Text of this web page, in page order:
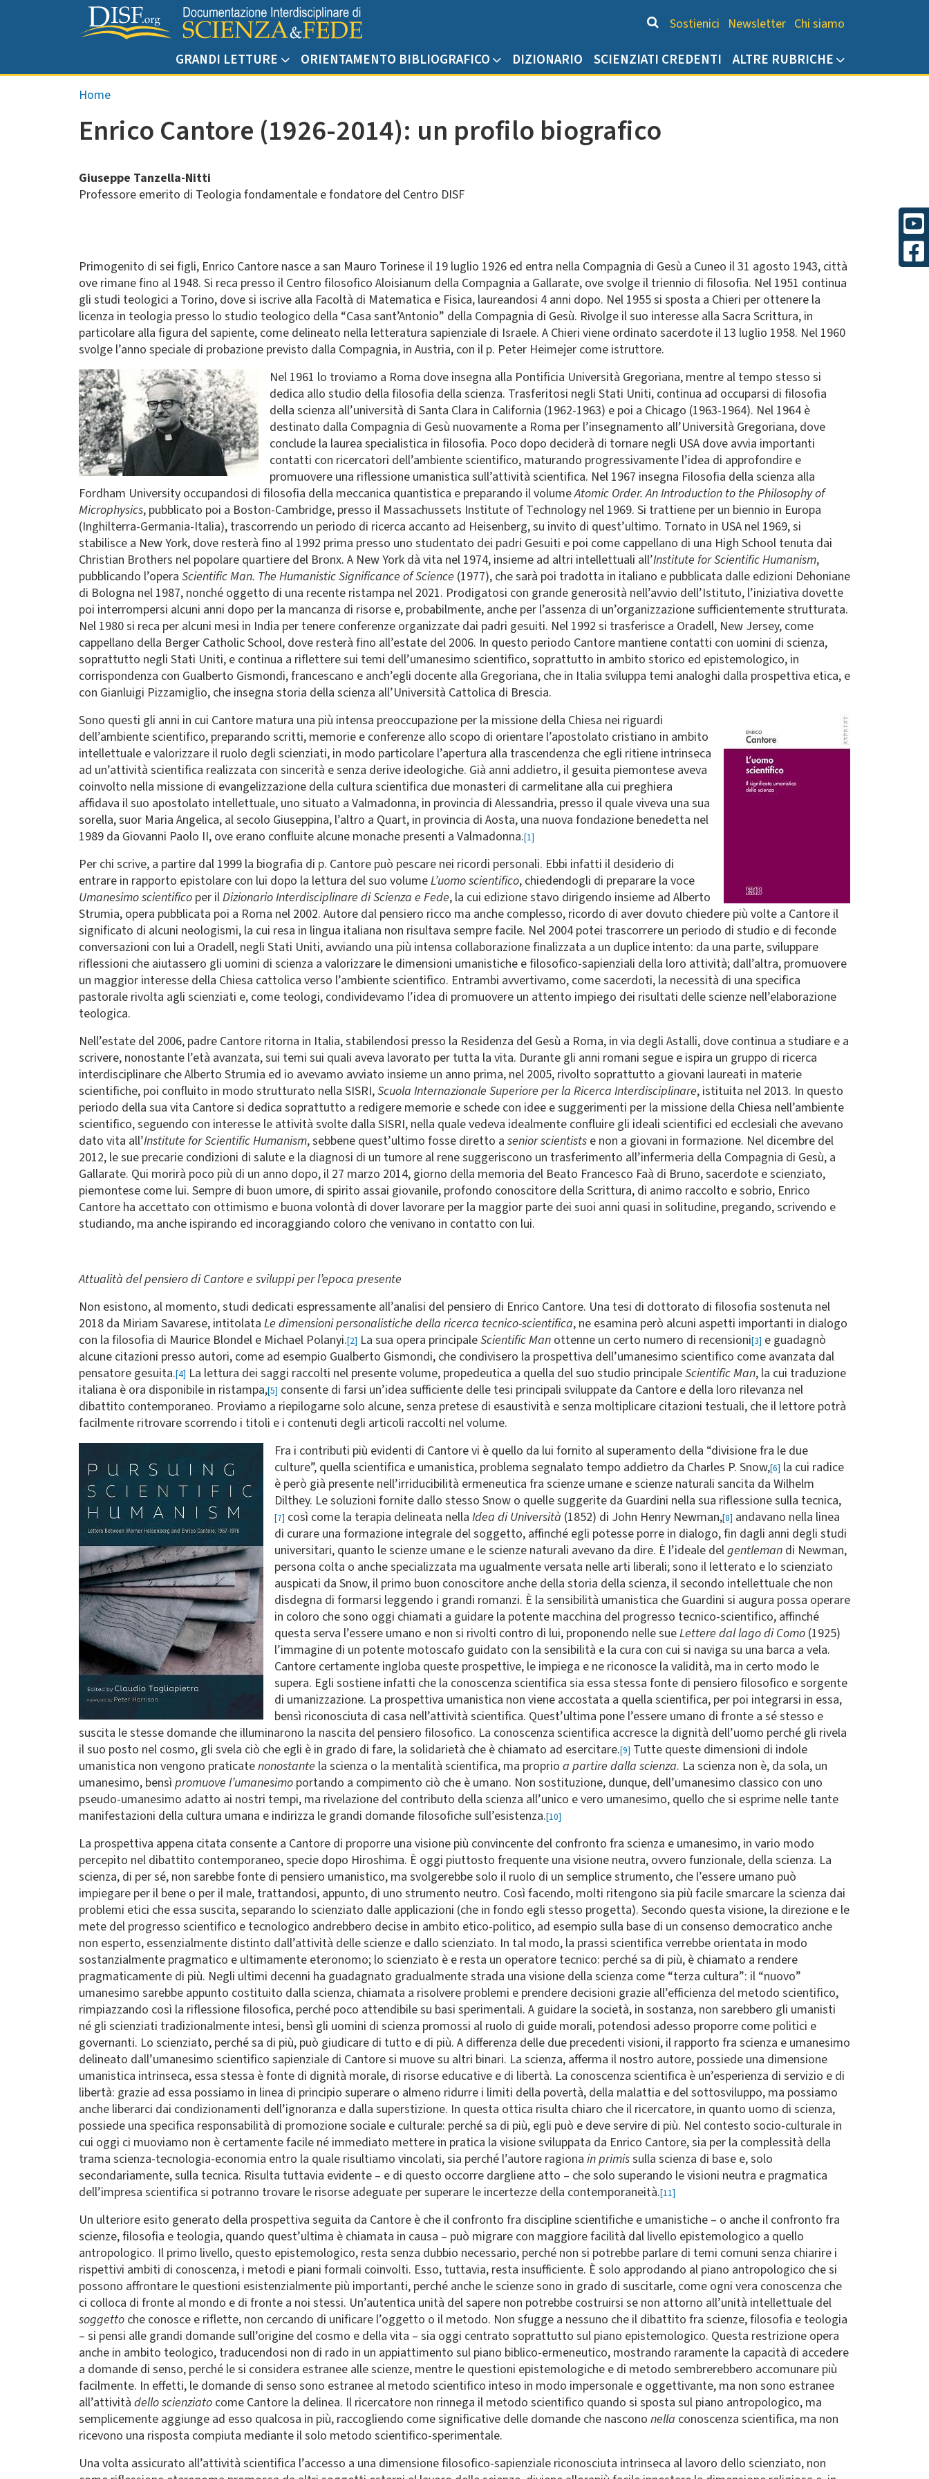
Salta al contenuto principale
Chi siamo
Sostienici Newsletter Chi siamo
GRANDI LETTURE ORIENTAMENTO BIBLIOGRAFICO DIZIONARIO SCIENZIATI CREDENTI ALTRE RUBRICHE
Briciole di pane
Home
Enrico Cantore (1926-2014): un profilo biografico
Giuseppe Tanzella-Nitti
Professore emerito di Teologia fondamentale e fondatore del Centro DISF
Primogenito di sei figli, Enrico Cantore nasce a san Mauro Torinese il 19 luglio 1926 ed entra nella Compagnia di Gesù a Cuneo il 31 agosto 1943, città
ove rimane fino al 1948. Si reca presso il Centro filosofico Aloisianum della Compagnia a Gallarate, ove svolge il triennio di filosofia. Nel 1951 continua
gli studi teologici a Torino, dove si iscrive alla Facoltà di Matematica e Fisica, laureandosi 4 anni dopo. Nel 1955 si sposta a Chieri per ottenere la
licenza in teologia presso lo studio teologico della “Casa sant’Antonio” della Compagnia di Gesù. Rivolge il suo interesse alla Sacra Scrittura, in
particolare alla figura del sapiente, come delineato nella letteratura sapienziale di Israele. A Chieri viene ordinato sacerdote il 13 luglio 1958. Nel 1960
svolge l’anno speciale di probazione previsto dalla Compagnia, in Austria, con il p. Peter Heimejer come istruttore.
Immagine
Nel 1961 lo troviamo a Roma dove insegna alla Pontificia Università Gregoriana, mentre al tempo stesso si
dedica allo studio della filosofia della scienza. Trasferitosi negli Stati Uniti, continua ad occuparsi di filosofia
della scienza all’università di Santa Clara in California (1962-1963) e poi a Chicago (1963-1964). Nel 1964 è
destinato dalla Compagnia di Gesù nuovamente a Roma per l’insegnamento all’Università Gregoriana, dove
conclude la laurea specialistica in filosofia. Poco dopo deciderà di tornare negli USA dove avvia importanti
contatti con ricercatori dell’ambiente scientifico, maturando progressivamente l’idea di approfondire e
promuovere una riflessione umanistica sull’attività scientifica. Nel 1967 insegna Filosofia della scienza alla
Fordham University occupandosi di filosofia della meccanica quantistica e preparando il volumeAtomic Order.An Introduction to the Philosophy of
Microphysics, pubblicato poi a Boston-Cambridge, presso il Massachussets Institute of Technology nel 1969. Si trattiene per un biennio in Europa
(Inghilterra-Germania-Italia), trascorrendo un periodo di ricerca accanto ad Heisenberg, su invito di quest’ultimo. Tornato in USA nel 1969, si
stabilisce a New York, dove resterà fino al 1992 prima presso uno studentato dei padri Gesuiti e poi come cappellano di una High School tenuta dai
Christian Brothers nel popolare quartiere del Bronx. A New York dà vita nel 1974, insieme ad altri intellettuali all’Institute for Scientific Humanism,
pubblicando l’opera Scientific Man. The Humanistic Significance of Science (1977), che sarà poi tradotta in italiano e pubblicata dalle edizioni Dehoniane
di Bologna nel 1987, nonché oggetto di una recente ristampa nel 2021. Prodigatosi con grande generosità nell’avvio dell’Istituto, l’iniziativa dovette
poi interrompersi alcuni anni dopo per la mancanza di risorse e, probabilmente, anche per l’assenza di un’organizzazione sufficientemente strutturata.
Nel 1980 si reca per alcuni mesi in India per tenere conferenze organizzate dai padri gesuiti. Nel 1992 si trasferisce a Oradell, New Jersey, come
cappellano della Berger Catholic School, dove resterà fino all’estate del 2006. In questo periodo Cantore mantiene contatti con uomini di scienza,
soprattutto negli Stati Uniti, e continua a riflettere sui temi dell’umanesimo scientifico, soprattutto in ambito storico ed epistemologico, in
corrispondenza con Gualberto Gismondi, francescano e anch’egli docente alla Gregoriana, che in Italia sviluppa temi analoghi dalla prospettiva etica, e
con Gianluigi Pizzamiglio, che insegna storia della scienza all’Università Cattolica di Brescia.
Sono questi gli anni in cui Cantore matura una più intensa preoccupazione per la missione della Chiesa nei riguardi
dell’ambiente scientifico, preparando scritti, memorie e conferenze allo scopo di orientare l’apostolato cristiano in ambito
intellettuale e valorizzare il ruolo degli scienziati, in modo particolare l’apertura alla trascendenza che egli ritiene intrinseca
ad un’attività scientifica realizzata con sincerità e senza derive ideologiche. Già anni addietro, il gesuita piemontese aveva
coinvolto nella missione di evangelizzazione della cultura scientifica due monasteri di carmelitane alla cui preghiera
affidava il suo apostolato intellettuale, uno situato a Valmadonna, in provincia di Alessandria, presso il quale viveva una sua
sorella, suor Maria Angelica, al secolo Giuseppina, l’altro a Quart, in provincia di Aosta, una nuova fondazione benedetta nel
1989 da Giovanni Paolo II, ove erano confluite alcune monache presenti a Valmadonna.[1]
Per chi scrive, a partire dal 1999 la biografia di p. Cantore può pescare nei ricordi personali. Ebbi infatti il desiderio di
entrare in rapporto epistolare con lui dopo la lettura del suo volumeL’uomo scientifico, chiedendogli di preparare la voce
Umanesimo scientifico per ilDizionario Interdisciplinare di Scienza e Fede, la cui edizione stavo dirigendo insieme ad Alberto
Strumia, opera pubblicata poi a Roma nel 2002. Autore dal pensiero ricco ma anche complesso, ricordo di aver dovuto chiedere più volte a Cantore il
significato di alcuni neologismi, la cui resa in lingua italiana non risultava sempre facile. Nel 2004 potei trascorrere un periodo di studio e di feconde
conversazioni con lui a Oradell, negli Stati Uniti, avviando una più intensa collaborazione finalizzata a un duplice intento: da una parte, sviluppare
riflessioni che aiutassero gli uomini di scienza a valorizzare le dimensioni umanistiche e filosofico-sapienziali della loro attività; dall’altra, promuovere
un maggior interesse della Chiesa cattolica verso l’ambiente scientifico. Entrambi avvertivamo, come sacerdoti, la necessità di una specifica
pastorale rivolta agli scienziati e, come teologi, condividevamo l’idea di promuovere un attento impiego dei risultati delle scienze nell’elaborazione
teologica.
Nell’estate del 2006, padre Cantore ritorna in Italia, stabilendosi presso la Residenza del Gesù a Roma, in via degli Astalli, dove continua a studiare e a
scrivere, nonostante l’età avanzata, sui temi sui quali aveva lavorato per tutta la vita. Durante gli anni romani segue e ispira un gruppo di ricerca
interdisciplinare che Alberto Strumia ed io avevamo avviato insieme un anno prima, nel 2005, rivolto soprattutto a giovani laureati in materie
scientifiche, poi confluito in modo strutturato nella SISRI,Scuola Internazionale Superiore per la Ricerca Interdisciplinare, istituita nel 2013. In questo
periodo della sua vita Cantore si dedica soprattutto a redigere memorie e schede con idee e suggerimenti per la missione della Chiesa nell’ambiente
scientifico, seguendo con interesse le attività svolte dalla SISRI, nella quale vedeva idealmente confluire gli ideali scientifici ed ecclesiali che avevano
dato vita all’Institute for Scientific Humanism, sebbene quest’ultimo fosse diretto a senior scientists e non a giovani in formazione. Nel dicembre del
2012, le sue precarie condizioni di salute e la diagnosi di un tumore al rene suggeriscono un trasferimento all’infermeria della Compagnia di Gesù, a
Gallarate. Qui morirà poco più di un anno dopo, il 27 marzo 2014, giorno della memoria del Beato Francesco Faà di Bruno, sacerdote e scienziato,
piemontese come lui. Sempre di buon umore, di spirito assai giovanile, profondo conoscitore della Scrittura, di animo raccolto e sobrio, Enrico
Cantore ha accettato con ottimismo e buona volontà di dover lavorare per la maggior parte dei suoi anni quasi in solitudine, pregando, scrivendo e
studiando, ma anche ispirando ed incoraggiando coloro che venivano in contatto con lui.
Attualità del pensiero di Cantore e sviluppi per l’epoca presente
Non esistono, al momento, studi dedicati espressamente all’analisi del pensiero di Enrico Cantore. Una tesi di dottorato di filosofia sostenuta nel
2018 da Miriam Savarese, intitolata Le dimensioni personalistiche della ricerca tecnico-scientifica, ne esamina però alcuni aspetti importanti in dialogo
con la filosofia di Maurice Blondel e Michael Polanyi.[2] La sua opera principaleScientific Man ottenne un certo numero di recensioni[3] e guadagnò
alcune citazioni presso autori, come ad esempio Gualberto Gismondi, che condivisero la prospettiva dell’umanesimo scientifico come avanzata dal
pensatore gesuita.[4] La lettura dei saggi raccolti nel presente volume, propedeutica a quella del suo studio principaleScientific Man, la cui traduzione
italiana è ora disponibile in ristampa,[5] consente di farsi un’idea sufficiente delle tesi principali sviluppate da Cantore e della loro rilevanza nel
dibattito contemporaneo. Proviamo a riepilogarne solo alcune, senza pretese di esaustività e senza moltiplicare citazioni testuali, che il lettore potrà
facilmente ritrovare scorrendo i titoli e i contenuti degli articoli raccolti nel volume.
Fra i contributi più evidenti di Cantore vi è quello da lui fornito al superamento della “divisione fra le due
culture”, quella scientifica e umanistica, problema segnalato tempo addietro da Charles P. Snow,[6] la cui radice
è però già presente nell’irriducibilità ermeneutica fra scienze umane e scienze naturali sancita da Wilhelm
Dilthey. Le soluzioni fornite dallo stesso Snow o quelle suggerite da Guardini nella sua riflessione sulla tecnica,
[7] così come la terapia delineata nella Idea di Università (1852) di John Henry Newman,[8] andavano nella linea
di curare una formazione integrale del soggetto, affinché egli potesse porre in dialogo, fin dagli anni degli studi
universitari, quanto le scienze umane e le scienze naturali avevano da dire. È l’ideale delgentleman di Newman,
persona colta o anche specializzata ma ugualmente versata nelle arti liberali; sono il letterato e lo scienziato
auspicati da Snow, il primo buon conoscitore anche della storia della scienza, il secondo intellettuale che non
disdegna di formarsi leggendo i grandi romanzi. È la sensibilità umanistica che Guardini si augura possa operare
in coloro che sono oggi chiamati a guidare la potente macchina del progresso tecnico-scientifico, affinché
questa serva l’essere umano e non si rivolti contro di lui, proponendo nelle sueLettere dal lago di Como (1925)
l’immagine di un potente motoscafo guidato con la sensibilità e la cura con cui si naviga su una barca a vela.
Cantore certamente ingloba queste prospettive, le impiega e ne riconosce la validità, ma in certo modo le
supera. Egli sostiene infatti che la conoscenza scientifica sia essa stessa fonte di pensiero filosofico e sorgente
di umanizzazione. La prospettiva umanistica non viene accostata a quella scientifica, per poi integrarsi in essa,
bensì riconosciuta di casa nell’attività scientifica. Quest’ultima pone l’essere umano di fronte a sé stesso e
suscita le stesse domande che illuminarono la nascita del pensiero filosofico. La conoscenza scientifica accresce la dignità dell’uomo perché gli rivela
il suo posto nel cosmo, gli svela ciò che egli è in grado di fare, la solidarietà che è chiamato ad esercitare.[9] Tutte queste dimensioni di indole
umanistica non vengono praticatenonostante la scienza o la mentalità scientifica, ma proprio a partire dalla scienza. La scienza non è, da sola, un
umanesimo, bensì promuove l’umanesimo portando a compimento ciò che è umano. Non sostituzione, dunque, dell’umanesimo classico con uno
pseudo-umanesimo adatto ai nostri tempi, ma rivelazione del contributo della scienza all’unico e vero umanesimo, quello che si esprime nelle tante
manifestazioni della cultura umana e indirizza le grandi domande filosofiche sull’esistenza.[10]
La prospettiva appena citata consente a Cantore di proporre una visione più convincente del confronto fra scienza e umanesimo, in vario modo
percepito nel dibattito contemporaneo, specie dopo Hiroshima. È oggi piuttosto frequente una visione neutra, ovvero funzionale, della scienza. La
scienza, di per sé, non sarebbe fonte di pensiero umanistico, ma svolgerebbe solo il ruolo di un semplice strumento, che l’essere umano può
impiegare per il bene o per il male, trattandosi, appunto, di uno strumento neutro. Così facendo, molti ritengono sia più facile smarcare la scienza dai
problemi etici che essa suscita, separando lo scienziato dalle applicazioni (che in fondo egli stesso progetta). Secondo questa visione, la direzione e le
mete del progresso scientifico e tecnologico andrebbero decise in ambito etico-politico, ad esempio sulla base di un consenso democratico anche
non esperto, essenzialmente distinto dall’attività delle scienze e dallo scienziato. In tal modo, la prassi scientifica verrebbe orientata in modo
sostanzialmente pragmatico e ultimamente eteronomo; lo scienziato è e resta un operatore tecnico: perché sa di più, è chiamato a rendere
pragmaticamente di più. Negli ultimi decenni ha guadagnato gradualmente strada una visione della scienza come “terza cultura”: il “nuovo”
umanesimo sarebbe appunto costituito dalla scienza, chiamata a risolvere problemi e prendere decisioni grazie all’efficienza del metodo scientifico,
rimpiazzando così la riflessione filosofica, perché poco attendibile su basi sperimentali. A guidare la società, in sostanza, non sarebbero gli umanisti
né gli scienziati tradizionalmente intesi, bensì gli uomini di scienza promossi al ruolo di guide morali, potendosi adesso proporre come politici e
governanti. Lo scienziato, perché sa di più, può giudicare di tutto e di più. A differenza delle due precedenti visioni, il rapporto fra scienza e umanesimo
delineato dall’umanesimo scientifico sapienziale di Cantore si muove su altri binari. La scienza, afferma il nostro autore, possiede una dimensione
umanistica intrinseca, essa stessa è fonte di dignità morale, di risorse educative e di libertà. La conoscenza scientifica è un’esperienza di servizio e di
libertà: grazie ad essa possiamo in linea di principio superare o almeno ridurre i limiti della povertà, della malattia e del sottosviluppo, ma possiamo
anche liberarci dai condizionamenti dell’ignoranza e dalla superstizione. In questa ottica risulta chiaro che il ricercatore, in quanto uomo di scienza,
possiede una specifica responsabilità di promozione sociale e culturale: perché sa di più, egli può e deve servire di più. Nel contesto socio-culturale in
cui oggi ci muoviamo non è certamente facile né immediato mettere in pratica la visione sviluppata da Enrico Cantore, sia per la complessità della
trama scienza-tecnologia-economia entro la quale risultiamo vincolati, sia perché l’autore ragiona in primissulla scienza di base e, solo
secondariamente, sulla tecnica. Risulta tuttavia evidente – e di questo occorre dargliene atto – che solo superando le visioni neutra e pragmatica
dell’impresa scientifica si potranno trovare le risorse adeguate per superare le incertezze della contemporaneità.[11]
Un ulteriore esito generato della prospettiva seguita da Cantore è che il confronto fra discipline scientifiche e umanistiche – o anche il confronto fra
scienze, filosofia e teologia, quando quest’ultima è chiamata in causa – può migrare con maggiore facilità dal livello epistemologico a quello
antropologico. Il primo livello, questo epistemologico, resta senza dubbio necessario, perché non si potrebbe parlare di temi comuni senza chiarire i
rispettivi ambiti di conoscenza, i metodi e piani formali coinvolti. Esso, tuttavia, resta insufficiente. È solo approdando al piano antropologico che si
possono affrontare le questioni esistenzialmente più importanti, perché anche le scienze sono in grado di suscitarle, come ogni vera conoscenza che
ci colloca di fronte al mondo e di fronte a noi stessi. Un’autentica unità del sapere non potrebbe costruirsi se non attorno all’unità intellettuale del
soggetto che conosce e riflette, non cercando di unificare l’oggetto o il metodo. Non sfugge a nessuno che il dibattito fra scienze, filosofia e teologia
– si pensi alle grandi domande sull’origine del cosmo e della vita – sia oggi centrato soprattutto sul piano epistemologico. Questa restrizione opera
anche in ambito teologico, traducendosi non di rado in un appiattimento sul piano biblico-ermeneutico, mostrando raramente la capacità di accedere
a domande di senso, perché le si considera estranee alle scienze, mentre le questioni epistemologiche e di metodo sembrerebbero accomunare più
facilmente. In effetti, le domande di senso sono estranee al metodo scientifico inteso in modo impersonale e oggettivante, ma non sono estranee
all’attività dello scienziato come Cantore la delinea. Il ricercatore non rinnega il metodo scientifico quando si sposta sul piano antropologico, ma
semplicemente aggiunge ad esso qualcosa in più, raccogliendo come significative delle domande che nascono nella conoscenza scientifica, ma non
ricevono una risposta compiuta mediante il solo metodo scientifico-sperimentale.
Una volta assicurato all’attività scientifica l’accesso a una dimensione filosofico-sapienziale riconosciuta intrinseca al lavoro dello scienziato, non